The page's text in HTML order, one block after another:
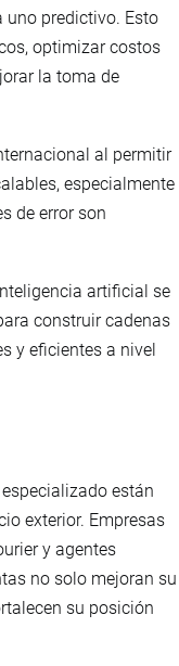
uno predictivo. Esto
optimizar costos
la toma de
al permitir
especialmente
de error son
artificial se
construir cadenas
y eficientes a nivel
están
exterior. Empresas
y agentes
no solo mejoran su
su posición